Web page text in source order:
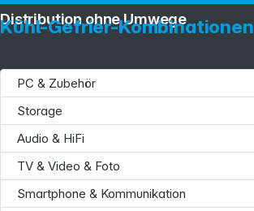
Kühl-Gefrier-Kombinationen
PC & Zubehör
Storage
Audio & HiFi
TV & Video & Foto
Smartphone & Kommunikation
Distribution ohne Umwege